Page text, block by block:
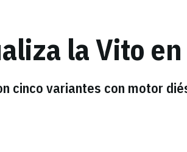
la Vito
cinco variantes con motor